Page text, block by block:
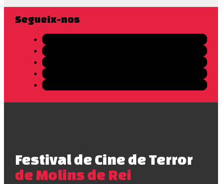
Segueix-nos
Festival de Cine de Terror
de Molins de Rei